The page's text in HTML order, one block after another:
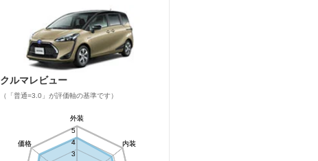
クルマレビュー
（「普通=3.0」が評価軸の基準です）
外装
内装
価格
3
4
5
外装
内装
価格
3
4
5